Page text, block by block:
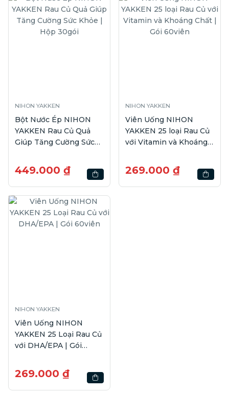
NIHON YAKKEN
Bột Nước Ép NIHON
YAKKEN Rau Củ Quả
Giúp Tăng Cường Sức
449.000 ₫
NIHON YAKKEN
Viên Uống NIHON
YAKKEN 25 loại Rau Củ
với Vitamin và Khoáng
269.000 ₫
NIHON YAKKEN
Viên Uống NIHON
YAKKEN 25 Loại Rau Củ
với DHA/EPA | Gói
269.000 ₫